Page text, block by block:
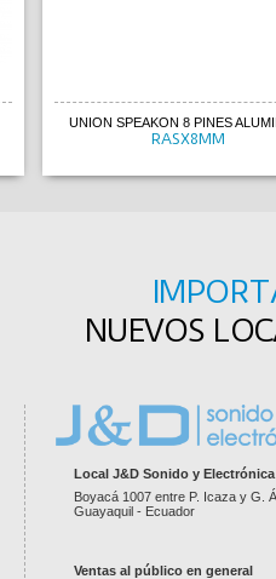
UNION SPEAKON 8 PINES
RASX8MM
NUEVOS
Local J&D Sonido y Electrónica
Boyacá 1007 entre P. Icaza y G.
Guayaquil - Ecuador
Ventas al público en general